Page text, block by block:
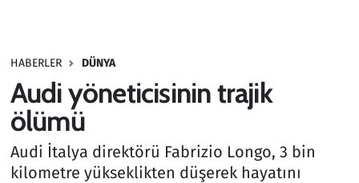
HABERLER DÜNYA
Audi yöneticisinin trajik
ölümü
Audi İtalya direktörü Fabrizio Longo, 3 bin
kilometre yükseklikten düşerek hayatını
Haber
Kültür Sanat
Kurumsal Haberler